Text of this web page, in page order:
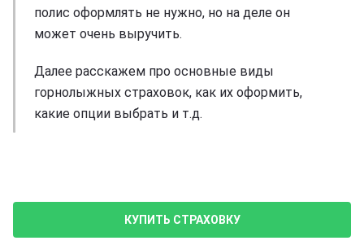
полис оформлять не нужно, но на деле он
может очень выручить.
Далее расскажем про основные виды
горнолыжных страховок, как их оформить,
какие опции выбрать и т.д.
КУПИТЬ СТРАХОВКУ